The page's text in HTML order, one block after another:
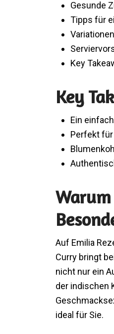
Gesunde
Tipps für
Key
Key
Ein
Perfekt für
Auf Emilia
Curry bringt
nicht nur ein
der indischen
ideal für Sie.